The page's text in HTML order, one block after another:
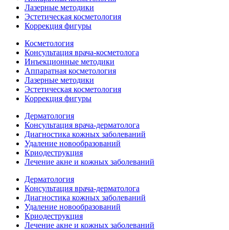
Лазерные методики
Эстетическая косметология
Коррекция фигуры
Косметология
Консультация врача-косметолога
Инъекционные методики
Аппаратная косметология
Лазерные методики
Эстетическая косметология
Коррекция фигуры
Дерматология
Консультация врача-дерматолога
Диагностика кожных заболеваний
Удаление новообразований
Криодеструкция
Лечение акне и кожных заболеваний
Дерматология
Консультация врача-дерматолога
Диагностика кожных заболеваний
Удаление новообразований
Криодеструкция
Лечение акне и кожных заболеваний